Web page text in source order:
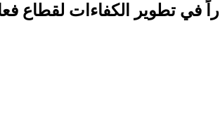
في تطوير الكفاءات لقطاع